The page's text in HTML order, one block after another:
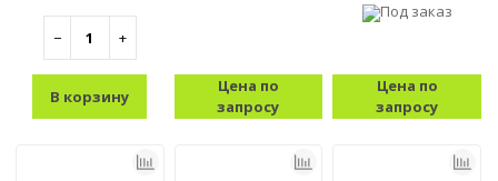
− +
В корзину
Цена по
запросу
Под заказ
Цена по
запросу